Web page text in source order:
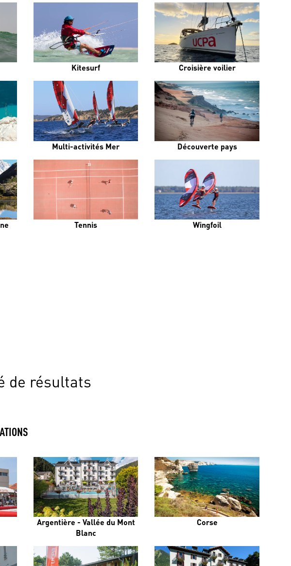
Kitesurf Croisière voilier
Multi-activités Mer Découverte pays
Tennis Wingfoil
de résultats
Argentière - Vallée du Mont
Blanc
Corse